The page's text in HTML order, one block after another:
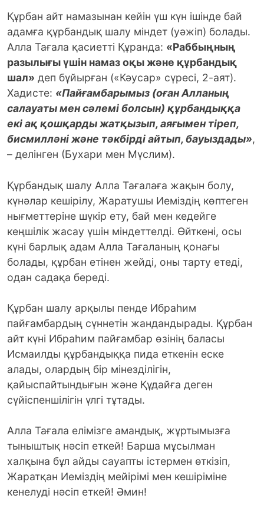
Құрбан айт намазынан кейін үш күн ішінде бай
адамға құрбандық шалу міндет (уәжіп) болады.
Алла Тағала қасиетті Құранда: «Раббыңның
разылығы үшін намаз оқы және құрбандық
шал» деп бұйырған («Кәусар» сүресі, 2-аят).
Хадисте: «Пайғамбарымыз (оған Алланың
салауаты мен сәлемі болсын) құрбандыққа
екі ақ қошқарды жатқызып, аяғымен тіреп,
бисмилләні және тәкбірді айтып, бауыздады»,
– делінген (Бухари мен Мүслим).
Құрбандық шалу Алла Тағалаға жақын болу,
күнәлар кешірілу, Жаратушы Иеміздің көптеген
нығметтеріне шүкір ету, бай мен кедейге
кеңшілік жасау үшін міндеттелді. Өйткені, осы
күні барлық адам Алла Тағаланың қонағы
болады, құрбан етінен жейді, оны тарту етеді,
одан садақа береді.
Құрбан шалу арқылы пенде Ибраһим
пайғамбардың сүннетін жандандырады. Құрбан
айт күні Ибраһим пайғамбар өзінің баласы
Исмаилды құрбандыққа пида еткенін еске
алады, олардың бір мінезділігін,
қайыспайтындығын және Құдайға деген
сүйіспеншілігін үлгі тұтады.
Алла Тағала елімізге амандық, жұртымызға
тыныштық нәсіп еткей! Барша мұсылман
халқына бұл айды сауапты істермен өткізіп,
Жаратқан Иеміздің мейірімі мен кешіріміне
кенелуді нәсіп еткей! Әмин!